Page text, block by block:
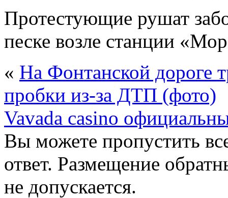
Протестующие рушат
песке возле станции
« На Фонтанской дороге
пробки из-за ДТП (фото)
Vavada casino
Вы можете пропустить
ответ. Размещение
не допускается.